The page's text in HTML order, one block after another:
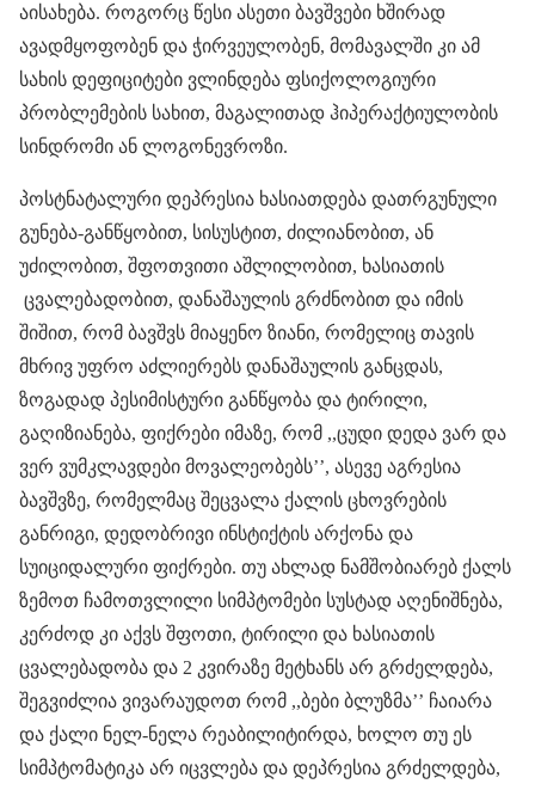
აისახება. როგორც წესი ასეთი ბავშვები ხშირად
ავადმყოფობენ და ჭირვეულობენ, მომავალში კი ამ
სახის დეფიციტები ვლინდება ფსიქოლოგიური
პრობლემების სახით, მაგალითად ჰიპერაქტიულობის
სინდრომი ან ლოგონევროზი.
პოსტნატალური დეპრესია ხასიათდება დათრგუნული
გუნება-განწყობით, სისუსტით, ძილიანობით, ან
უძილობით, შფოთვითი აშლილობით, ხასიათის
ცვალებადობით, დანაშაულის გრძნობით და იმის
შიშით, რომ ბავშვს მიაყენო ზიანი, რომელიც თავის
მხრივ უფრო აძლიერებს დანაშაულის განცდას,
ზოგადად პესიმისტური განწყობა და ტირილი,
გაღიზიანება, ფიქრები იმაზე, რომ ,,ცუდი დედა ვარ და
ვერ ვუმკლავდები მოვალეობებს’’, ასევე აგრესია
ბავშვზე, რომელმაც შეცვალა ქალის ცხოვრების
განრიგი, დედობრივი ინსტიქტის არქონა და
სუიციდალური ფიქრები. თუ ახლად ნამშობიარებ ქალს
ზემოთ ჩამოთვლილი სიმპტომები სუსტად აღენიშნება,
კერძოდ კი აქვს შფოთი, ტირილი და ხასიათის
ცვალებადობა და 2 კვირაზე მეტხანს არ გრძელდება,
შეგვიძლია ვივარაუდოთ რომ ,,ბები ბლუზმა’’ ჩაიარა
და ქალი ნელ-ნელა რეაბილიტირდა, ხოლო თუ ეს
სიმპტომატიკა არ იცვლება და დეპრესია გრძელდება,